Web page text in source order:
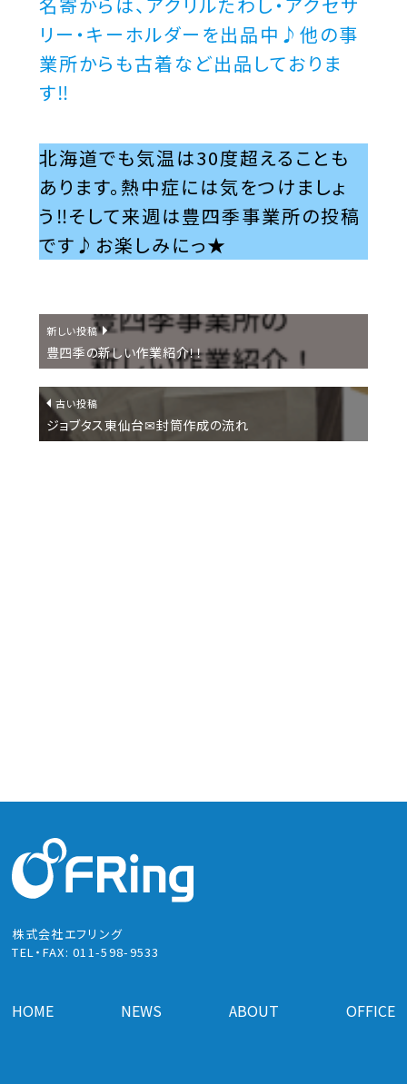
リー・キーホルダーを出品中♪他の事
業所からも古着など出品しておりま
す‼
北海道でも気温は30度超えることも
あります。熱中症には気をつけましょ
う‼そして来週は豊四季事業所の投稿
です♪お楽しみにっ★
古い投稿
ジョブタス東仙台✉封筒作成の流れ
新しい投稿
豊四季の新しい作業紹介！！
株式会社エフリング
TEL・FAX:011-598-9533
HOME NEWS ABOUT OFFICE